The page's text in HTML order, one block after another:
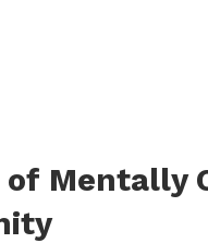
Mentally